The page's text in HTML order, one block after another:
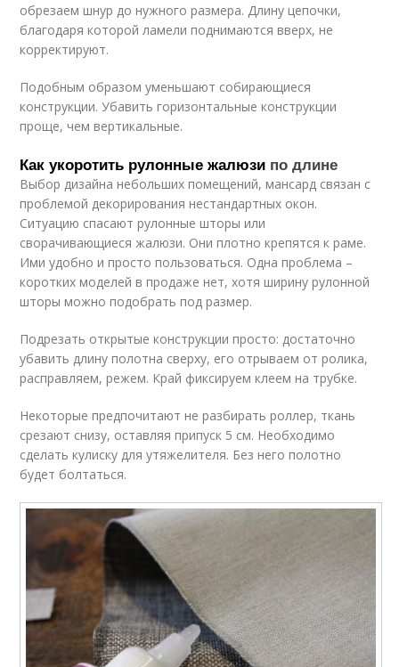
обрезаем шнур до нужного размера. Длину цепочки,
благодаря которой ламели поднимаются вверх, не
корректируют.
Подобным образом уменьшают собирающиеся
конструкции. Убавить горизонтальные конструкции
проще, чем вертикальные.
Как укоротить рулонные жалюзи по длине
Выбор дизайна небольших помещений, мансард связан с
проблемой декорирования нестандартных окон.
Ситуацию спасают рулонные шторы или
сворачивающиеся жалюзи. Они плотно крепятся к раме.
Ими удобно и просто пользоваться. Одна проблема –
коротких моделей в продаже нет, хотя ширину рулонной
шторы можно подобрать под размер.
Подрезать открытые конструкции просто: достаточно
убавить длину полотна сверху, его отрываем от ролика,
расправляем, режем. Край фиксируем клеем на трубке.
Некоторые предпочитают не разбирать роллер, ткань
срезают снизу, оставляя припуск 5 см. Необходимо
сделать кулиску для утяжелителя. Без него полотно
будет болтаться.